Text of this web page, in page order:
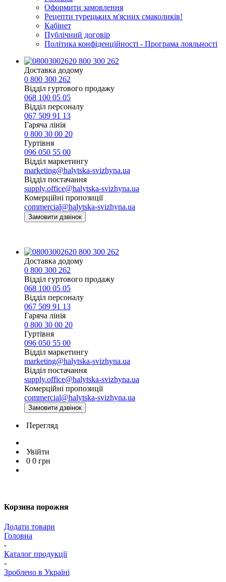
Оформити замовлення
Рецепти турецьких м'ясних смаколиків!
Кабінет
Публічний договір
Політика конфіденційності - Програма лояльності
0 800 300 262
Доставка додому
0 800 300 262
Відділ гуртового продажу
068 100 05 05​
Відділ персоналу
067 509 91 13
Гаряча лінія
0 800 30 00 20
Гуртівня
096 050 55 00
Відділ маркетингу
marketing@halytska-svizhyna.ua
Відділ постачання
supply.office@halytska-svizhyna.ua
Комерційні пропозиції
commercial@halytska-svizhyna.ua
Замовити дзвінок
0 800 300 262
Доставка додому
0 800 300 262
Відділ гуртового продажу
068 100 05 05​
Відділ персоналу
067 509 91 13
Гаряча лінія
0 800 30 00 20
Гуртівня
096 050 55 00
Відділ маркетингу
marketing@halytska-svizhyna.ua
Відділ постачання
supply.office@halytska-svizhyna.ua
Комерційні пропозиції
commercial@halytska-svizhyna.ua
Замовити дзвінок
Перегляд
Увійти
0 0 грн
Корзина порожня
Додати товари
Головна
-
Каталог продукції
-
Зроблено в Україні